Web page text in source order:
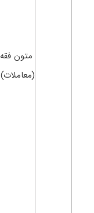
متون فقه
(معاملات)